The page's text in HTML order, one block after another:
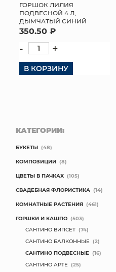
ГОРШОК ЛИЛИЯ
ПОДВЕСНОЙ 4 Л,
ДЫМЧАТЫЙ СИНИЙ
350.50 ₽
- +
В КОРЗИНУ
КАТЕГОРИИ:
БУКЕТЫ (48)
КОМПОЗИЦИИ (8)
ЦВЕТЫ В ПАЧКАХ (105)
СВАДЕБНАЯ ФЛОРИСТИКА (14)
КОМНАТНЫЕ РАСТЕНИЯ (461)
ГОРШКИ И КАШПО (503)
САНТИНО ВИПСЕТ (74)
САНТИНО БАЛКОННЫЕ (2)
САНТИНО ПОДВЕСНЫЕ (16)
САНТИНО АРТЕ (25)